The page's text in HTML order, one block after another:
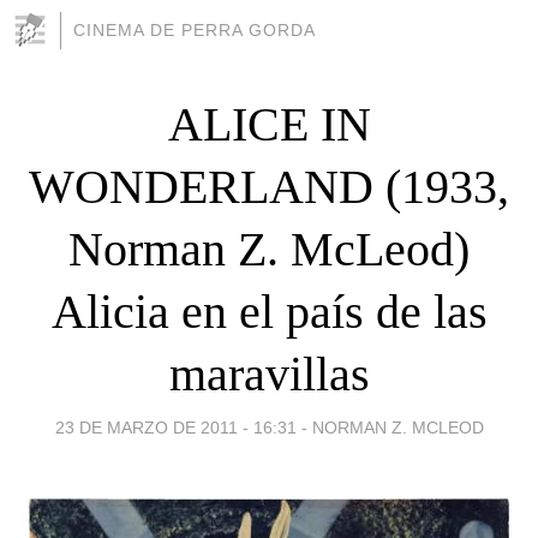
CINEMA DE PERRA GORDA
ALICE IN
WONDERLAND (1933,
Norman Z. McLeod)
Alicia en el país de las
maravillas
23 DE MARZO DE 2011 - 16:31 - NORMAN Z. MCLEOD